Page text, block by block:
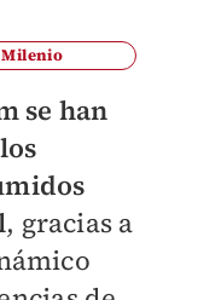
Milenio
se han
, gracias a